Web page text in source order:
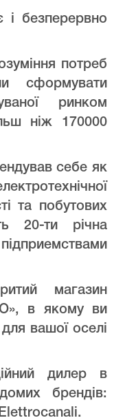
безперервно
потреб
сформувати
ринком
ніж 170000
себе як
та побутових
20-ти річна
магазин
в якому ви
вашої оселі
дилер в
брендів: